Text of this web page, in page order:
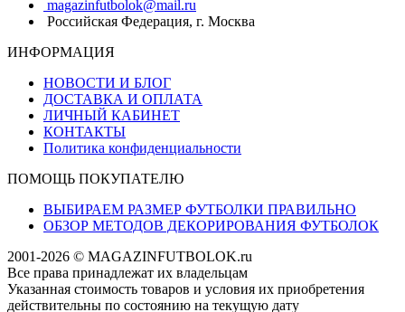
magazinfutbolok@mail.ru
Российская Федерация, г. Москва
ИНФОРМАЦИЯ
НОВОСТИ И БЛОГ
ДОСТАВКА И ОПЛАТА
ЛИЧНЫЙ КАБИНЕТ
КОНТАКТЫ
Политика конфиденциальности
ПОМОЩЬ ПОКУПАТЕЛЮ
ВЫБИРАЕМ РАЗМЕР ФУТБОЛКИ ПРАВИЛЬНО
ОБЗОР МЕТОДОВ ДЕКОРИРОВАНИЯ ФУТБОЛОК
2001-2026 © MAGAZINFUTBOLOK.ru
Все права принадлежат их владельцам
Указанная стоимость товаров и условия их приобретения
действительны по состоянию на текущую дату